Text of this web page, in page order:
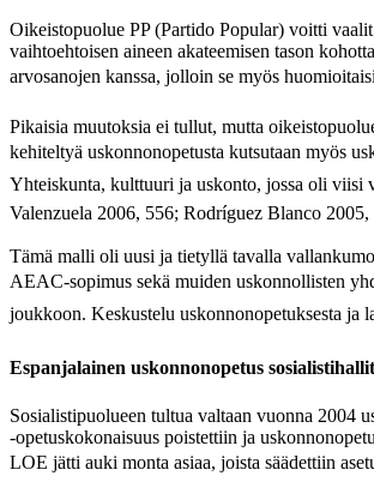
Oikeistopuolue PP (Partido Popular) voitti
vaihtoehtoisen aineen akateemisen tason
arvosanojen kanssa, jolloin se myös
Pikaisia muutoksia ei tullut, mutta
kehiteltyä uskonnonopetusta kutsutaan myös
Yhteiskunta, kulttuuri ja uskonto, jossa oli
Valenzuela 2006, 556; Rodríguez Blanco 2005,
Tämä malli oli uusi ja tietyllä tavalla
AEAC-sopimus sekä muiden uskonnollisten
joukkoon. Keskustelu uskonnonopetuksesta ja
Espanjalainen uskonnonopetus
Sosialistipuolueen tultua valtaan vuonna 2004
-opetuskokonaisuus poistettiin ja
LOE jätti auki monta asiaa, joista säädettiin